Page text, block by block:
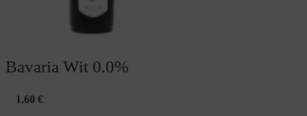
Bavaria Wit 0.0%
1,60 €